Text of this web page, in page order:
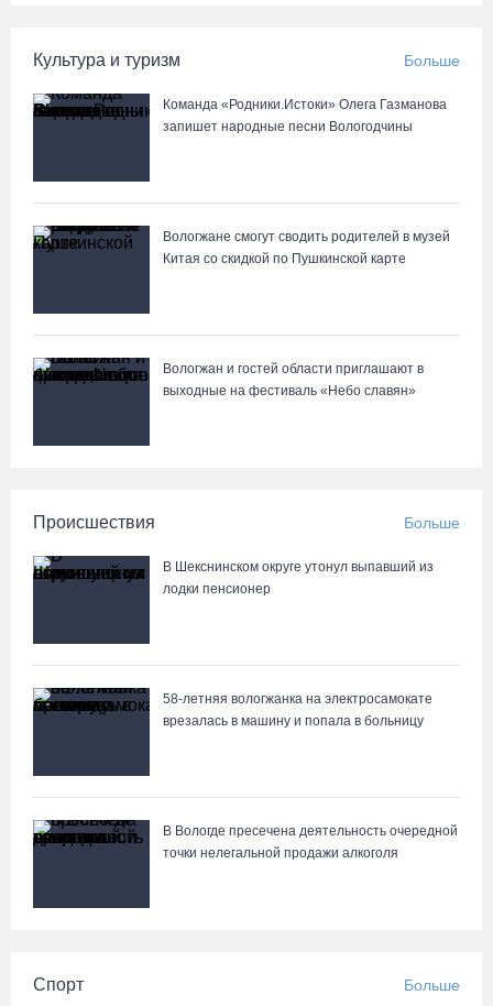
06.08.26 / 19:28
«Дом СВО» в Череповце за полгода работы обработал около
В Вологде начали ремонтировать улицу Петрозаводскую
Культура и туризм Больше
Команда «Родники.Истоки» Олега Газманова
запишет народные песни Вологодчины
Вологжане смогут сводить родителей в музей
Китая со скидкой по Пушкинской карте
Вологжан и гостей области приглашают в
выходные на фестиваль «Небо славян»
Происшествия Больше
В Шекснинском округе утонул выпавший из
лодки пенсионер
58-летняя вологжанка на электросамокате
врезалась в машину и попала в больницу
В Вологде пресечена деятельность очередной
точки нелегальной продажи алкоголя
Спорт Больше